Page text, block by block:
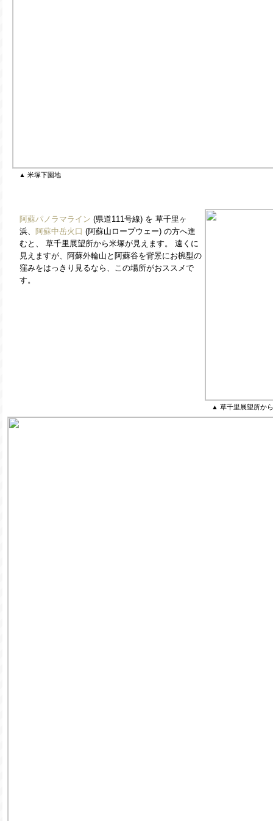
▲ 米塚下園地
阿蘇パノラマライン (県道111号線) を 草千里ヶ
浜、 阿蘇中岳火口 (阿蘇山ロープウェー) の方へ進
むと、 草千里展望所から米塚が見えます。 遠くに
見えますが、阿蘇外輪山と阿蘇谷を背景にお椀型の
窪みをはっきり見るなら、この場所がおススメで
す。
▲ 草千里展望所か